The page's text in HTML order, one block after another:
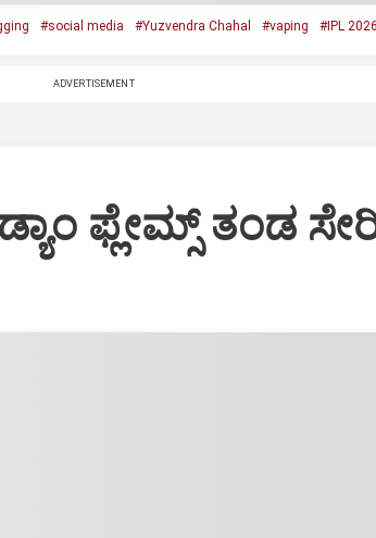
#social media #Yuzvendra Chahal #vaping #IPL
ADVERTISEMENT
ಫ್ಲೇಮ್ಸ್‌ ತಂಡ